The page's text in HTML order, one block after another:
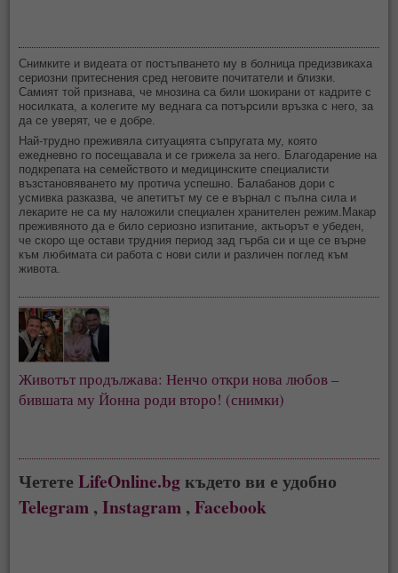
Снимките и видеата от постъпването му в болница предизвикаха
сериозни притеснения сред неговите почитатели и близки.
Самият той признава, че мнозина са били шокирани от кадрите с
носилката, а колегите му веднага са потърсили връзка с него, за
да се уверят, че е добре.
Най-трудно преживяла ситуацията съпругата му, която
ежедневно го посещавала и се грижела за него. Благодарение на
подкрепата на семейството и медицинските специалисти
възстановяването му протича успешно. Балабанов дори с
усмивка разказва, че апетитът му се е върнал с пълна сила и
лекарите не са му наложили специален хранителен режим.Макар
преживяното да е било сериозно изпитание, актьорът е убеден,
че скоро ще остави трудния период зад гърба си и ще се върне
към любимата си работа с нови сили и различен поглед към
живота.
Животът продължава: Ненчо откри нова любов –
бившата му Йонна роди второ! (снимки)
ЧететеLifeOnline.bgкъдето ви е удобно
Telegram ,Instagram ,Facebook